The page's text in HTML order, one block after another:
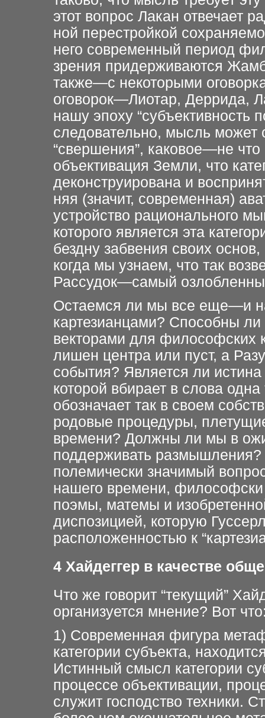
этот вопрос Лакан отвечает
ной перестройкой
него современный период
зрения придерживаются
также—с некоторыми
оговорок—Лиотар, Деррида,
нашу эпоху “субъективность
следовательно, мысль может
“свершения”, каковое—не
объективация Земли, что
деконструирована и
няя (значит, современная)
устройство рационального
которого является эта
бездну забвения своих
когда мы узнаем, что так
Рассудок—самый
Остаемся ли мы все еще—и
картезианцами? Способны
векторами для философских
лишен центра или пуст, а
события? Является ли
которой вбирает в слова
обозначает так в своем
родовые процедуры,
времени? Должны ли мы в
поддерживать размышления?
полемически значимый
нашего времени,
поэмы, матемы и
диспозицией, которую
расположенностью к
4 Хайдеггер в качестве
Что же говорит “текущий”
организуется мнение? Вот
1) Современная фигура
категории субъекта,
Истинный смысл категории
процессе объективации,
служит господство техники.